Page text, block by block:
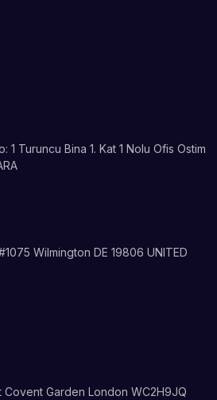
1 Turuncu Bina 1. Kat 1 Nolu Ofis Ostim
Wilmington DE 19806 UNITED
Covent Garden London WC2H9JQ